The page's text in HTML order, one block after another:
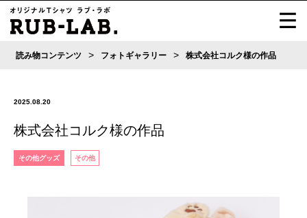
読み物コンテンツ > フォトギャラリー > 株式会社コルク様の作品
2025.08.20
株式会社コルク様の作品
その他グッズ その他